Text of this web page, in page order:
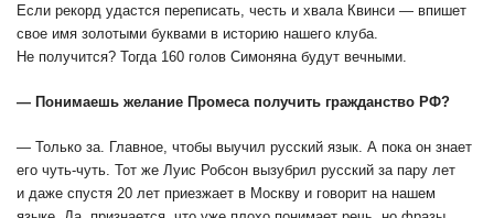
Если рекорд удастся переписать, честь и хвала Квинси — впишет
свое имя золотыми буквами в историю нашего клуба.
Не получится? Тогда 160 голов Симоняна будут вечными.
— Понимаешь желание Промеса получить гражданство РФ?
— Только за. Главное, чтобы выучил русский язык. А пока он знает
его чуть-чуть. Тот же Луис Робсон вызубрил русский за пару лет
и даже спустя 20 лет приезжает в Москву и говорит на нашем